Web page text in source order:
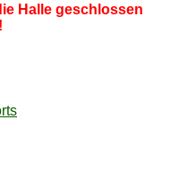
Hal­le ge­schlos­sen